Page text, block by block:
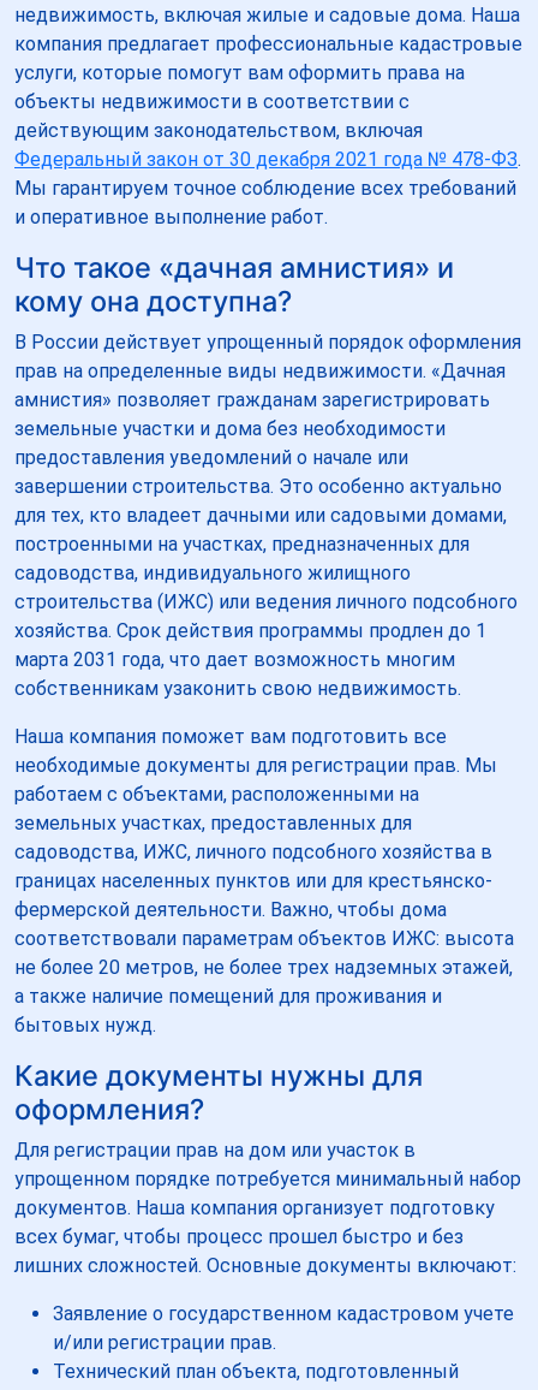
недвижимость, включая жилые и садовые дома. Наша
компания предлагает профессиональные кадастровые
услуги, которые помогут вам оформить права на
объекты недвижимости в соответствии с
действующим законодательством, включая
Федеральный закон от 30 декабря 2021 года № 478-ФЗ.
Мы гарантируем точное соблюдение всех требований
и оперативное выполнение работ.
Что такое «дачная амнистия» и
кому она доступна?
В России действует упрощенный порядок оформления
прав на определенные виды недвижимости. «Дачная
амнистия» позволяет гражданам зарегистрировать
земельные участки и дома без необходимости
предоставления уведомлений о начале или
завершении строительства. Это особенно актуально
для тех, кто владеет дачными или садовыми домами,
построенными на участках, предназначенных для
садоводства, индивидуального жилищного
строительства (ИЖС) или ведения личного подсобного
хозяйства. Срок действия программы продлен до 1
марта 2031 года, что дает возможность многим
собственникам узаконить свою недвижимость.
Наша компания поможет вам подготовить все
необходимые документы для регистрации прав. Мы
работаем с объектами, расположенными на
земельных участках, предоставленных для
садоводства, ИЖС, личного подсобного хозяйства в
границах населенных пунктов или для крестьянско-
фермерской деятельности. Важно, чтобы дома
соответствовали параметрам объектов ИЖС: высота
не более 20 метров, не более трех надземных этажей,
а также наличие помещений для проживания и
бытовых нужд.
Какие документы нужны для
оформления?
Для регистрации прав на дом или участок в
упрощенном порядке потребуется минимальный набор
документов. Наша компания организует подготовку
всех бумаг, чтобы процесс прошел быстро и без
лишних сложностей. Основные документы включают:
Заявление о государственном кадастровом учете
и/или регистрации прав.
Технический план объекта, подготовленный